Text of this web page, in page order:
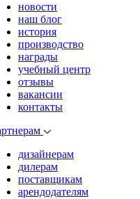
новости
наш блог
история
производство
награды
учебный центр
отзывы
вакансии
контакты
дизайнерам
дилерам
поставщикам
арендодателям